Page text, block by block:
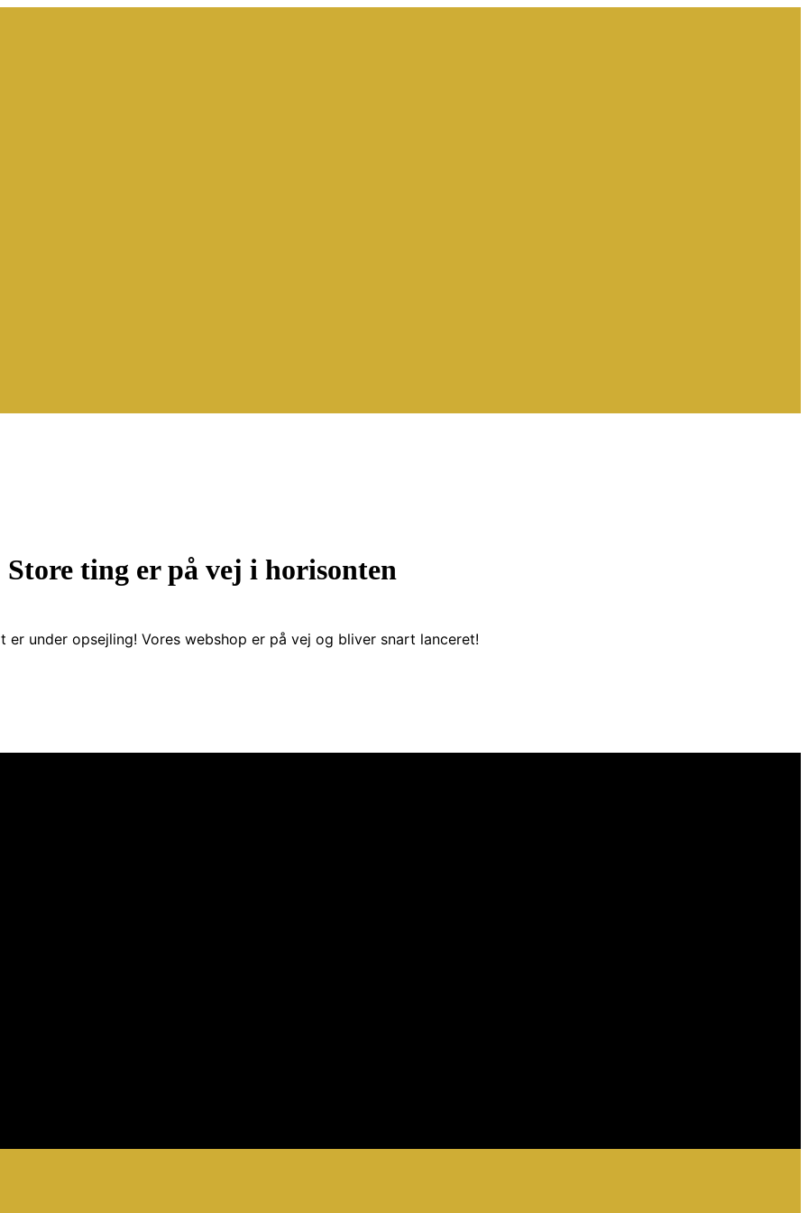
Store ting er på vej i horisonten
er under opsejling! Vores webshop er på vej og bliver snart lanceret!